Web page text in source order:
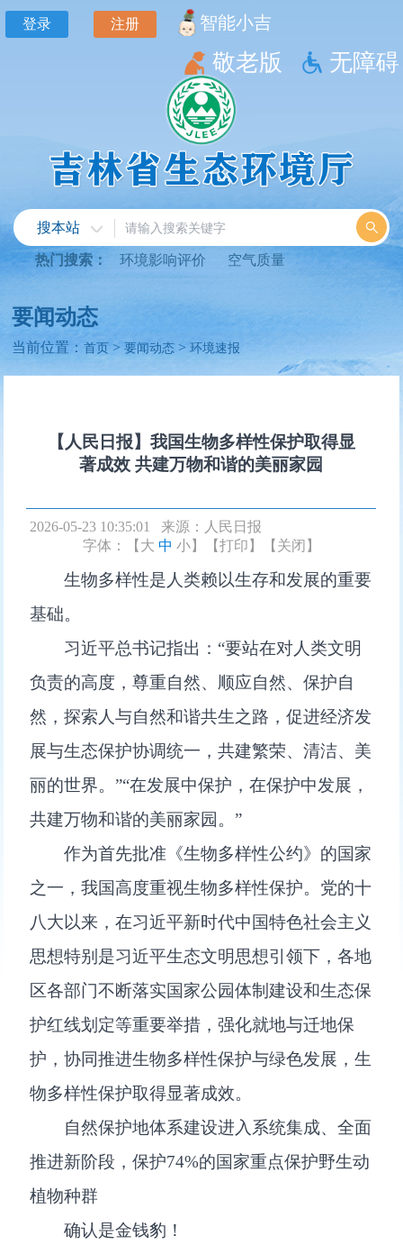
登录 注册 智能小吉
敬老版 无障碍
搜本站
热门搜索： 环境影响评价 空气质量
要闻动态
当前位置：首页>要闻动态 >环境速报
【人民日报】我国生物多样性保护取得显
著成效 共建万物和谐的美丽家园
2026-05-23 10:35:01 来源：
人民日报
字体：【 大 中 小】 【打印】 【关闭】
生物多样性是人类赖以生存和发展的重要
基础。
习近平总书记指出：“要站在对人类文明
负责的高度，尊重自然、顺应自然、保护自
然，探索人与自然和谐共生之路，促进经济发
展与生态保护协调统一，共建繁荣、清洁、美
丽的世界。”“在发展中保护，在保护中发展，
共建万物和谐的美丽家园。”
作为首先批准《生物多样性公约》的国家
之一，我国高度重视生物多样性保护。党的十
八大以来，在习近平新时代中国特色社会主义
思想特别是习近平生态文明思想引领下，各地
区各部门不断落实国家公园体制建设和生态保
护红线划定等重要举措，强化就地与迁地保
护，协同推进生物多样性保护与绿色发展，生
物多样性保护取得显著成效。
自然保护地体系建设进入系统集成、全面
推进新阶段，保护74%的国家重点保护野生动
植物种群
确认是金钱豹！